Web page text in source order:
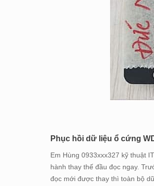
Phục hồi dữ liệu ổ cứng
Em Hùng 0933xxx327 kỹ thuật
hành thay thế đầu đọc ngay.
đọc mới được thay thì toàn bộ